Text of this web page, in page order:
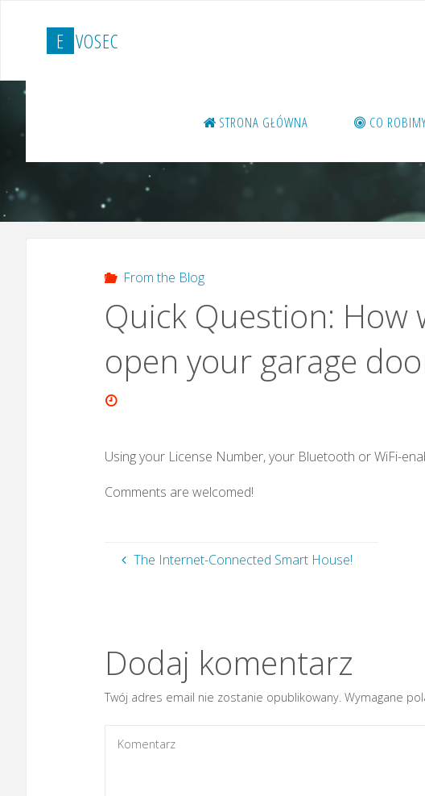
E VOSEC
STRONA GŁÓWNA CO
From the Blog
Quick Question: How
open your garage
Using your License Number, your Bluetooth or WiFi-
Comments are welcomed!
The Internet-Connected Smart House!
Dodaj komentarz
Twój adres email nie zostanie opublikowany. Wymagane